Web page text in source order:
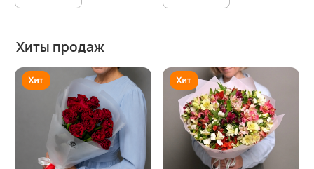
Хиты продаж